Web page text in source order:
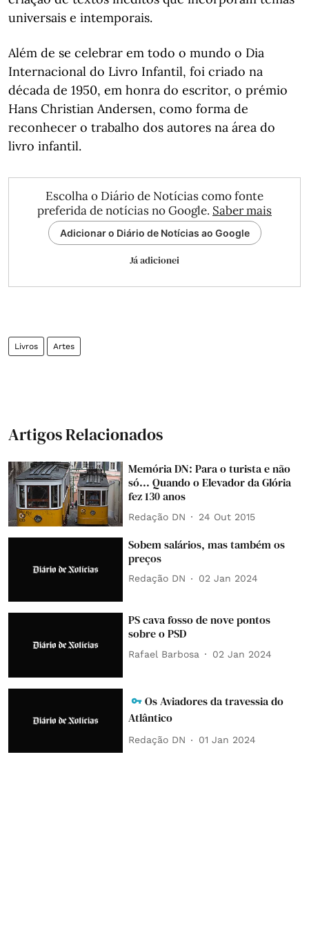
universais e intemporais.
Além de se celebrar em todo o mundo o Dia
Internacional do Livro Infantil, foi criado na
década de 1950, em honra do escritor, o prémio
Hans Christian Andersen, como forma de
reconhecer o trabalho dos autores na área do
livro infantil.
Escolha o Diário de Notícias como fonte
preferida de notícias no Google. Saber mais
Adicionar o Diário de Notícias ao Google
Já adicionei
Livros Artes
Artigos Relacionados
Memória DN: Para o turista e não
só... Quando o Elevador da Glória
fez 130 anos
Redação DN 24 Out 2015
Sobem salários, mas também os
preços
Redação DN 02 Jan 2024
PS cava fosso de nove pontos
sobre o PSD
Rafael Barbosa 02 Jan 2024
Os Aviadores da travessia do
Atlântico
Redação DN 01 Jan 2024